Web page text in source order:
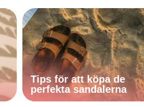
Tips för att köpa de
perfekta sandalerna